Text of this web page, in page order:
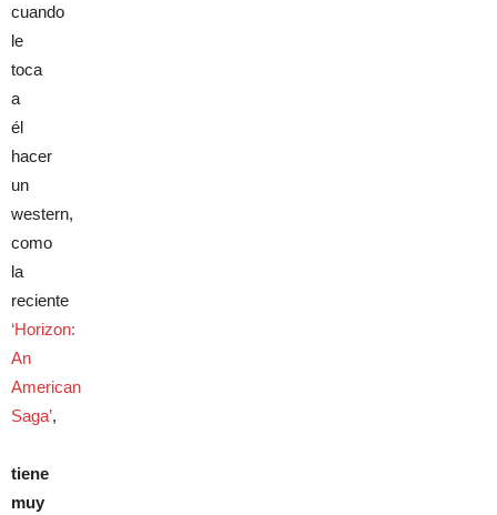
cuando
le
toca
a
él
hacer
un
western,
como
la
reciente
‘Horizon:
An
American
Saga’,
tiene
muy